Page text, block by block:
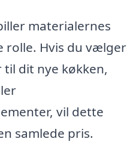
materialernes
rolle. Hvis du vælger
dit nye køkken,
vil dette
samlede pris.